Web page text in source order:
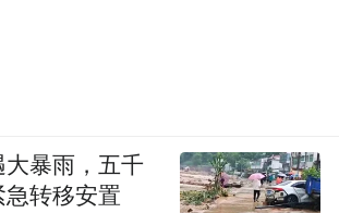
大暴雨，五千
转移安置